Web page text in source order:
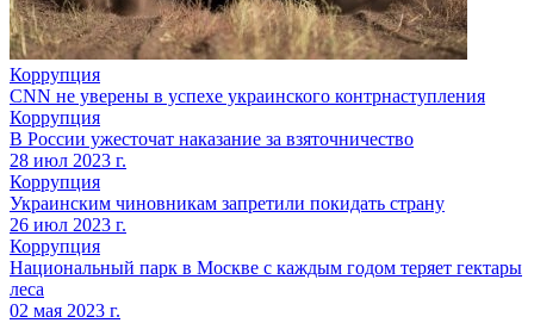
Коррупция
CNN не уверены в успехе украинского контрнаступления
Коррупция
В России ужесточат наказание за взяточничество
28 июл 2023 г.
Коррупция
Украинским чиновникам запретили покидать страну
26 июл 2023 г.
Коррупция
Национальный парк в Москве с каждым годом теряет гектары
леса
02 мая 2023 г.